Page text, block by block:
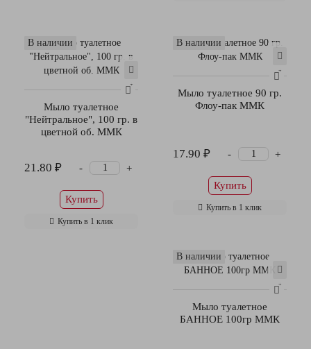
В наличии
Мыло туалетное
"Нейтральное", 100 гр. в
цветной об. ММК
21.80 ₽ +
-
Купить
Купить в 1 клик
В наличии
Мыло туалетное 90 гр.
Флоу-пак ММК
17.90 ₽ +
-
Купить
Купить в 1 клик
В наличии
Мыло туалетное
БАННОЕ 100гр ММК